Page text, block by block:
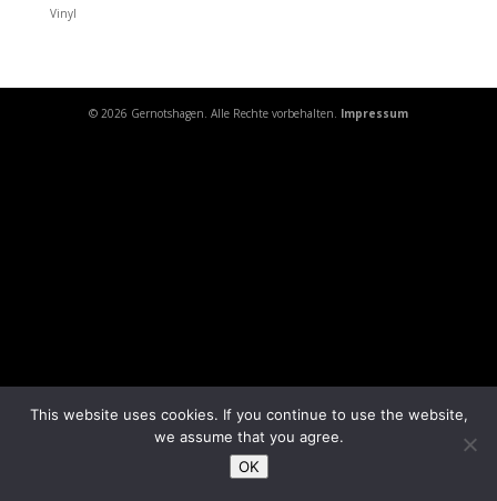
Vinyl
© 2026 Gernotshagen. Alle Rechte vorbehalten. Impressum
This website uses cookies. If you continue to use the website,
we assume that you agree.
OK